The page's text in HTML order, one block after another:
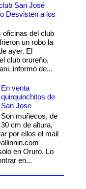
San José
Desvisten a los
oficinas del club
un robo la
ayer. El
club orureño,
informó de...
En venta
quirquinchitos de
San Jose
Son muñecos, de
30 cm de altura,
por ellos el mail
en Oruro. Lo
en...